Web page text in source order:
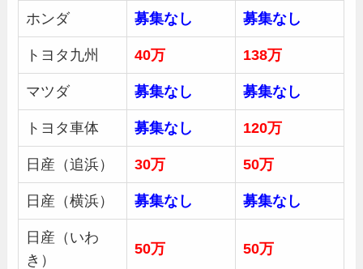
ホンダ 募集なし 募集なし
トヨタ九州 40万 138万
マツダ 募集なし 募集なし
トヨタ車体 募集なし 120万
日産（追浜） 30万 50万
日産（横浜） 募集なし 募集なし
日産（いわ
き）
50万 50万